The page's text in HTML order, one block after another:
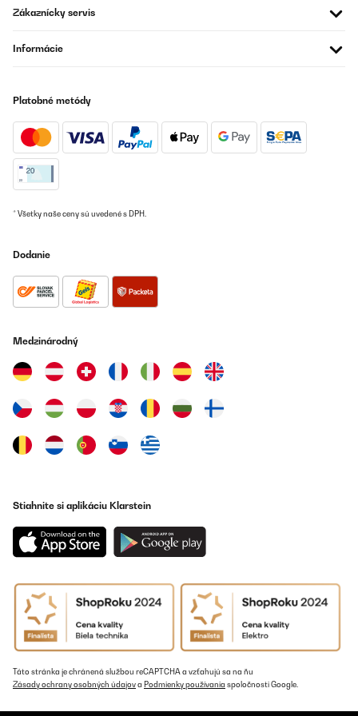
06/08/2025
très beau c'est ce que je cherché année 50 livraison parfaite
OVERENÁ KONTROLA
in red.
tres déçu 15 h apres l'avoir mis en route j'ai mis des produits dans
les 3 tiroirs 6 heures apres la temperature etait a + plus 10
j'attend demain pour voir si devient négative ou pas j'ai
un congelateur
Preložiť
Liebe den Eisschrank, wunderschön passt genau in die
Einrichtung & auch der Stil mit der Cremefarbe & der Vintage
Türklinke in Silber, perfekt! Einige sagen er ist laut, ich persönlich
über die Lautstärke habe ich mich erst abschrecken lassen, aber
so schlimm ist es wirklich nicht! Ich kann diesen Eisschrank nur
weiterempfehlen, besonders für Aestetic Kitchen‘s ️️
Amazon-Benutzer
Zákaznícky servis
Informácie
Platobné metódy
* Všetky naše ceny sú uvedené s DPH.
Dodanie
Medzinárodný
Stiahnite si aplikáciu Klarstein
Táto stránka je chránená službou reCAPTCHA a vzťahujú sa na ňu
Zásady ochrany osobných údajova Podmienky používania spoločnosti Google.